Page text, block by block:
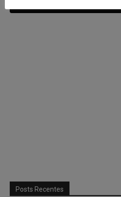
Posts Recentes